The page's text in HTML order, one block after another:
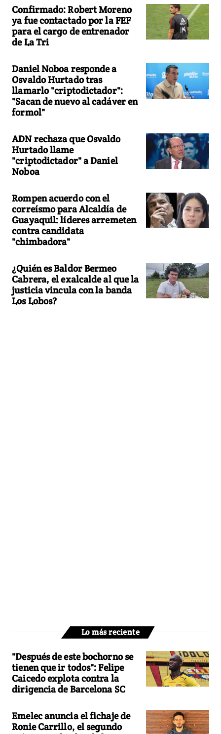
Confirmado: Robert Moreno
ya fue contactado por la FEF
para el cargo de entrenador
de La Tri
Daniel Noboa responde a
Osvaldo Hurtado tras
llamarlo "criptodictador":
"Sacan de nuevo al cadáver en
formol"
ADN rechaza que Osvaldo
Hurtado llame
"criptodictador" a Daniel
Noboa
Rompen acuerdo con el
correísmo para Alcaldía de
Guayaquil: líderes arremeten
contra candidata
"chimbadora"
¿Quién es Baldor Bermeo
Cabrera, el exalcalde al que la
justicia vincula con la banda
Los Lobos?
Lo más reciente
"Después de este bochorno se
tienen que ir todos": Felipe
Caicedo explota contra la
dirigencia de Barcelona SC
Emelec anuncia el fichaje de
Ronie Carrillo, el segundo